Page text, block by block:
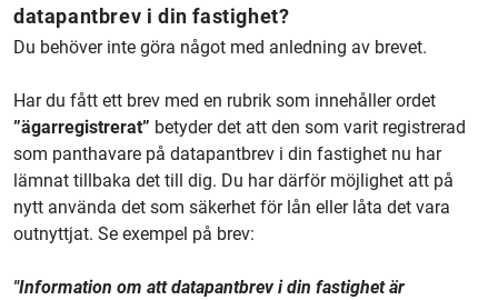
datapantbrev i din fastighet?
Du behöver inte göra något med anledning av brevet.
Har du fått ett brev med en rubrik som innehåller ordet
”ägarregistrerat” betyder det att den som varit registrerad
som panthavare på datapantbrev i din fastighet nu har
lämnat tillbaka det till dig. Du har därför möjlighet att på
nytt använda det som säkerhet för lån eller låta det vara
outnyttjat. Se exempel på brev:
"Information om att datapantbrev i din fastighet är